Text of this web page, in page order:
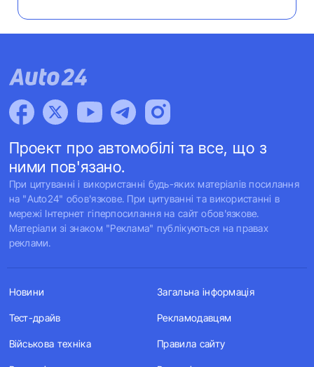
Проект про автомобілі та все, що з
ними пов'язано.
При цитуванні і використанні будь-яких матеріалів посилання
на "Auto24" обов'язкове. При цитуванні та використанні в
мережі Інтернет гіперпосилання на сайт обов'язкове.
Матеріали зі знаком "Реклама" публікуються на правах
реклами.
Новини
Тест-драйв
Військова техніка
Загальна інформація
Рекламодавцям
Правила сайту